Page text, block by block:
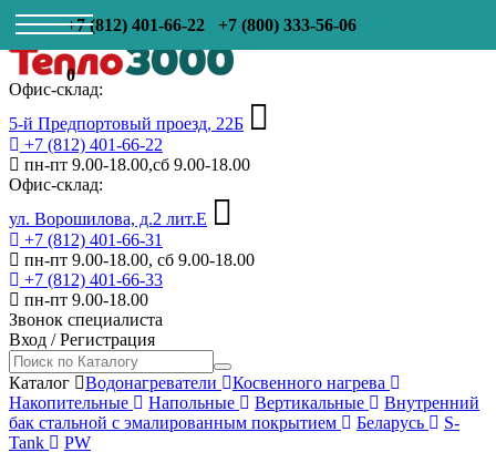
+7 (812) 401-66-22 +7 (800) 333-56-06
0
Офис-склад:
5-й Предпортовый проезд, 22Б
+7 (812) 401-66-22
пн-пт 9.00-18.00,сб 9.00-18.00
Офис-склад:
ул. Ворошилова, д.2 лит.Е
+7 (812) 401-66-31
пн-пт 9.00-18.00, сб 9.00-18.00
+7 (812) 401-66-33
пн-пт 9.00-18.00
Звонок специалиста
Вход /Регистрация
Каталог Водонагреватели
Косвенного нагрева
Накопительные
Напольные Вертикальные
Внутренний
бак стальной с эмалированным покрытием
Беларусь
S-
Tank
PW